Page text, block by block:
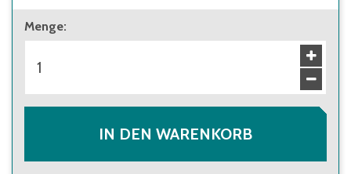
Menge:
IN DEN WARENKORB